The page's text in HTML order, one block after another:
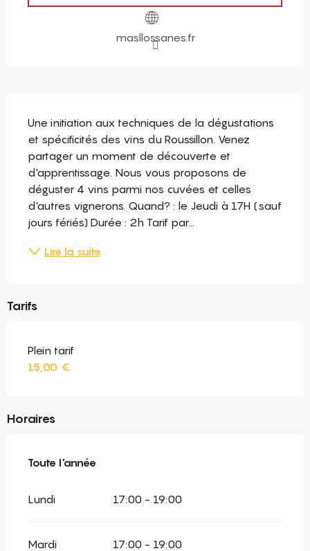
masllossanes.fr
Une initiation aux techniques de la dégustations
et spécificités des vins du Roussillon. Venez
partager un moment de découverte et
d'apprentissage. Nous vous proposons de
déguster 4 vins parmi nos cuvées et celles
d'autres vignerons. Quand? : le Jeudi à 17H (sauf
jours fériés) Durée : 2h Tarif par...
Lire la suite
Tarifs
Plein tarif
15,00 €
Horaires
Toute l'année
Toute l'année
Lundi 17:00 - 19:00
Mardi 17:00 - 19:00